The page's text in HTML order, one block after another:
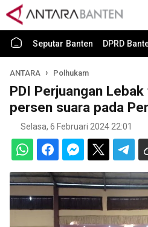
Seputar Banten DPRD
ANTARA Polhukam
PDI Perjuangan
persen suara pada
Selasa, 6 Februari 2024 22:01